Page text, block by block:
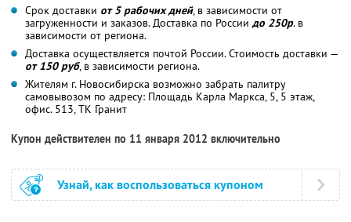
Срок доставки от 5 рабочих дней, в зависимости от
загруженности и заказов. Доставка по России до 250р. в
зависимости от региона.
Доставка осуществляется почтой России. Стоимость доставки —
от 150 руб, в зависимости региона.
Жителям г. Новосибирска возможно забрать палитру
самовывозом по адресу: Площадь Карла Маркса, 5, 5 этаж,
офис. 513, ТК Гранит
Купон действителен по 11 января 2012 включительно
Узнай, как воспользоваться купоном